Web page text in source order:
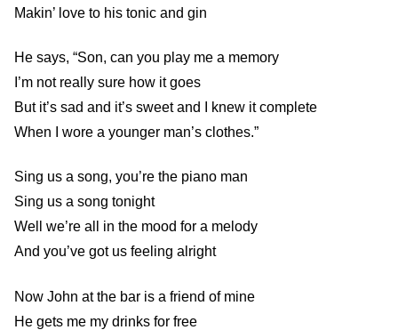
Makin’ love to his tonic and gin
He says, “Son, can you play me a memory
I’m not really sure how it goes
But it’s sad and it’s sweet and I knew it complete
When I wore a younger man’s clothes.”
Sing us a song, you’re the piano man
Sing us a song tonight
Well we’re all in the mood for a melody
And you’ve got us feeling alright
Now John at the bar is a friend of mine
He gets me my drinks for free